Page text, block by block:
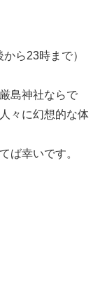
ら23時まで）
島神社ならで
々に幻想的な体
ば幸いです。